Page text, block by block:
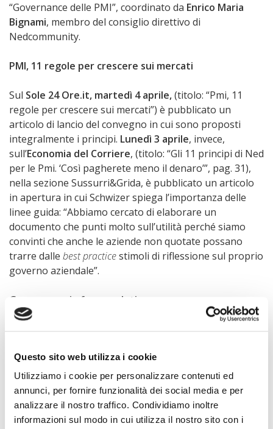
Questo sito web utilizza i cookie
Utilizziamo i cookie per personalizzare contenuti ed
annunci, per fornire funzionalità dei social media e per
analizzare il nostro traffico. Condividiamo inoltre
informazioni sul modo in cui utilizza il nostro sito con i
“Governance delle PMI”, coordinato da Enrico Maria
Bignami, membro del consiglio direttivo di
Nedcommunity.
PMI, 11 regole per crescere sui mercati
Sul Sole 24 Ore.it, martedì 4 aprile,(titolo: “Pmi, 11
regole per crescere sui mercati”) è pubblicato un
articolo di lancio del convegno in cui sono proposti
integralmente i principi. Lunedì 3 aprile, invece,
sull’Economia del Corriere, (titolo: “Gli 11 principi di Ned
per le Pmi. ‘Così pagherete meno il denaro’”, pag. 31),
nella sezione Sussurri&Grida, è pubblicato un articolo
in apertura in cui Schwizer spiega l’importanza delle
linee guida: “Abbiamo cercato di elaborare un
documento che punti molto sull’utilità perché siamo
convinti che anche le aziende non quotate possano
trarre dalle best practicestimoli di riflessione sul proprio
governo aziendale”.
Governance in fase evolutiva
Martedì 7 marzosulSole 24 Ore(titolo: “Governance in
aziendali e sul peso degli indicatori Esg. Anche in questo
caso Nedcommunity è interpellata come una voce
autorevole: “La triade ambiente, sociale e governance,
sintetizzata nell’acronimo Esg – spiega Schwizer – è
senz’altro un fronte caldo per i consigli di